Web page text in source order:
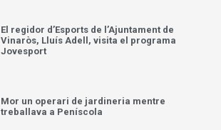
El regidor d’Esports de l’Ajuntament de
Vinaròs, Lluís Adell, visita el programa
Jovesport
Mor un operari de jardineria mentre
treballava a Peníscola